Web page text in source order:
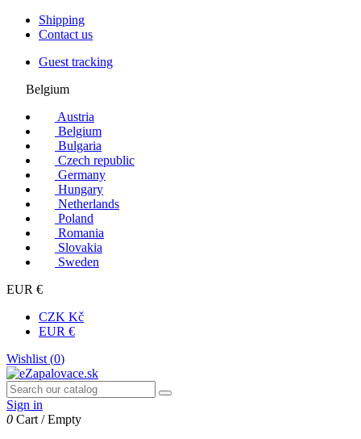
Shipping
Contact us
Guest tracking
Belgium
Austria
Belgium
Bulgaria
Czech republic
Germany
Hungary
Netherlands
Poland
Romania
Slovakia
Sweden
EUR €
CZK Kč
EUR €
Wishlist (0)
Sign in
0 Cart /Empty